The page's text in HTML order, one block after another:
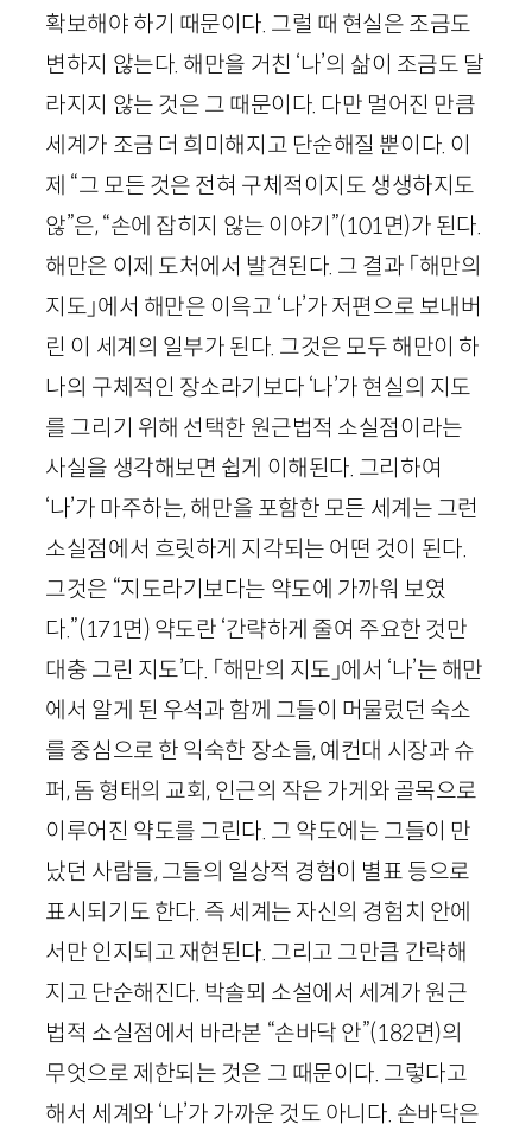
확보해야 하기 때문이다. 그럴 때 현실은 조금도
변하지 않는다. 해만을 거친 ‘나’의 삶이 조금도 달
라지지 않는 것은 그 때문이다. 다만 멀어진 만큼
세계가 조금 더 희미해지고 단순해질 뿐이다. 이
제 “그 모든 것은 전혀 구체적이지도 생생하지도
않”은, “손에 잡히지 않는 이야기”(101면)가 된다.
해만은 이제 도처에서 발견된다. 그 결과 「해만의
지도」에서 해만은 이윽고 ‘나’가 저편으로 보내버
린 이 세계의 일부가 된다. 그것은 모두 해만이 하
나의 구체적인 장소라기보다 ‘나’가 현실의 지도
를 그리기 위해 선택한 원근법적 소실점이라는
사실을 생각해보면 쉽게 이해된다. 그리하여
‘나’가 마주하는, 해만을 포함한 모든 세계는 그런
소실점에서 흐릿하게 지각되는 어떤 것이 된다.
그것은 “지도라기보다는 약도에 가까워 보였
다.”(171면) 약도란 ‘간략하게 줄여 주요한 것만
대충 그린 지도’다. 「해만의 지도」에서 ‘나’는 해만
에서 알게 된 우석과 함께 그들이 머물렀던 숙소
를 중심으로 한 익숙한 장소들, 예컨대 시장과 슈
퍼, 돔 형태의 교회, 인근의 작은 가게와 골목으로
이루어진 약도를 그린다. 그 약도에는 그들이 만
났던 사람들, 그들의 일상적 경험이 별표 등으로
표시되기도 한다. 즉 세계는 자신의 경험치 안에
서만 인지되고 재현된다. 그리고 그만큼 간략해
지고 단순해진다. 박솔뫼 소설에서 세계가 원근
법적 소실점에서 바라본 “손바닥 안”(182면)의
무엇으로 제한되는 것은 그 때문이다. 그렇다고
해서 세계와 ‘나’가 가까운 것도 아니다. 손바닥은